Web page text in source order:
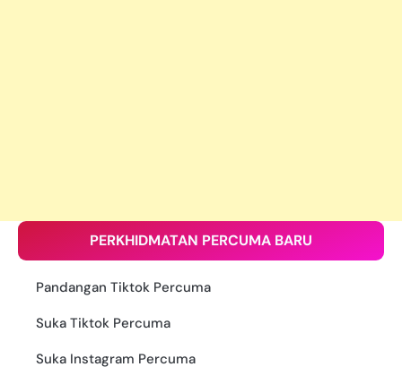
PERKHIDMATAN PERCUMA BARU
Pandangan Tiktok Percuma
Suka Tiktok Percuma
Suka Instagram Percuma